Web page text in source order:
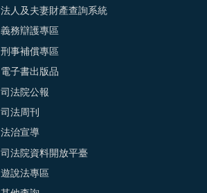
法人及夫妻財產查詢系統
義務辯護專區
刑事補償專區
電子書出版品
司法院公報
司法周刊
法治宣導
司法院資料開放平臺
遊說法專區